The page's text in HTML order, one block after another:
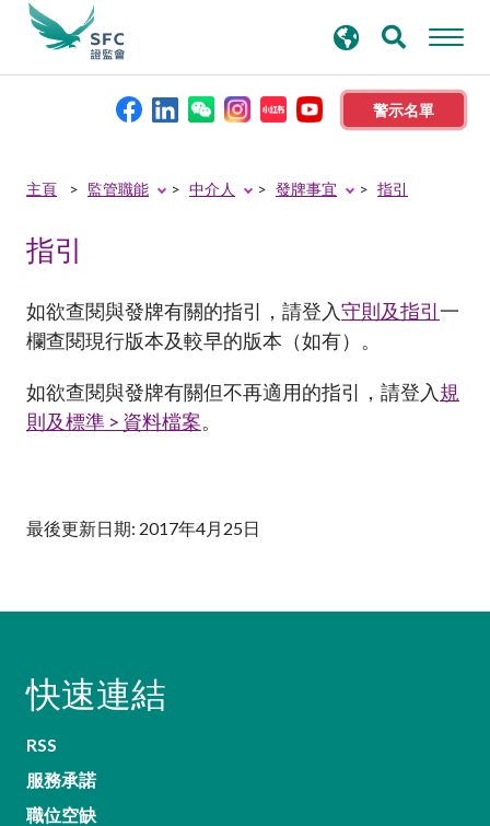
警示名單
本會簡介
監管職能
規則及標準
尋
主頁 監管職能 中介人 發牌事宜 指引
指引
如欲查閱與發牌有關的指引，請登入守則及指引一
欄查閱現行版本及較早的版本（如有）。
如欲查閱與發牌有關但不再適用的指引，請登入 規
則及標準 > 資料檔案。
最後更新日期: 2017年4月25日
快速連結
RSS
服務承諾
職位空缺